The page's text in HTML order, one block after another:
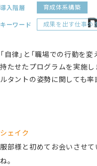
利用規約
導入階層 育成体系構築
キーワード 成果を出す仕事の
「自律」と「職場での行動を
持たせたプログラムを実施
ルタントの姿勢に関しても率
シェイク
服部様と初めてお会いさせ
ね。